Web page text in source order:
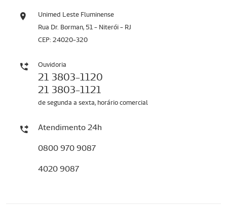
Unimed Leste Fluminense
Rua Dr. Borman, 51 - Niterói - RJ
CEP: 24020-320
Ouvidoria
21 3803-1120
21 3803-1121
de segunda a sexta, horário comercial
Atendimento 24h
0800 970 9087
4020 9087